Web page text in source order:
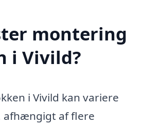
montering
i Vivild?
i Vivild kan variere
afhængigt af flere